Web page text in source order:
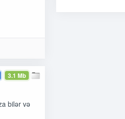
3.1 Mb
bilər və